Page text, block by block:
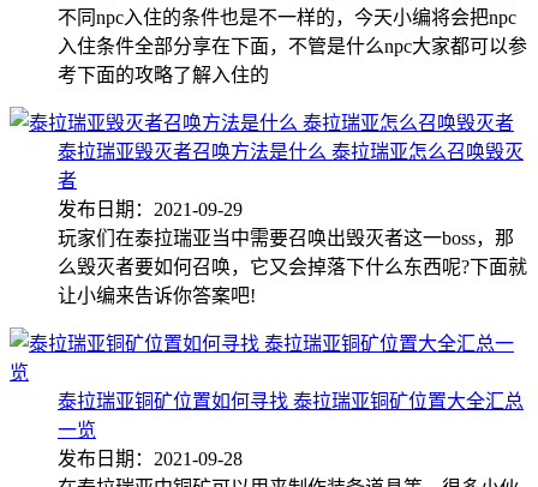
不同npc入住的条件也是不一样的，今天小编将会把npc
入住条件全部分享在下面，不管是什么npc大家都可以参
考下面的攻略了解入住的
泰拉瑞亚毁灭者召唤方法是什么 泰拉瑞亚怎么召唤毁灭
者
发布日期：2021-09-29
玩家们在泰拉瑞亚当中需要召唤出毁灭者这一boss，那
么毁灭者要如何召唤，它又会掉落下什么东西呢?下面就
让小编来告诉你答案吧!
泰拉瑞亚铜矿位置如何寻找 泰拉瑞亚铜矿位置大全汇总
一览
发布日期：2021-09-28